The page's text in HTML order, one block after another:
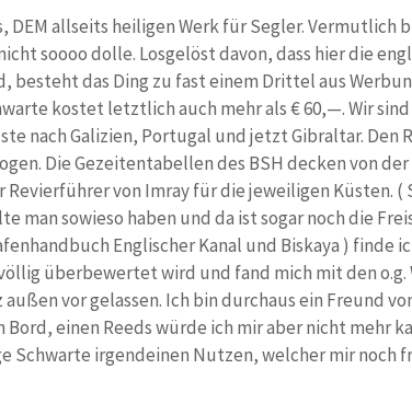
DEM allseits heiligen Werk für Segler. Vermutlich
soooo dolle. Losgelöst davon, dass hier die
das Ding zu fast einem Drittel aus
kostet letztlich auch mehr als € 60,—. Wir
nach Galizien, Portugal und jetzt Gibraltar. Den
Die Gezeitentabellen des BSH decken von der
von Imray für die jeweiligen Küsten. (
man sowieso haben und da ist sogar noch die
Englischer Kanal und Biskaya ) finde
überbewertet wird und fand mich mit den o.g.
vor gelassen. Ich bin durchaus ein Freund
einen Reeds würde ich mir aber nicht mehr
Schwarte irgendeinen Nutzen, welcher mir noch